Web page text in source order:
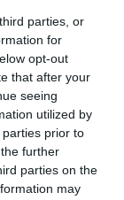
parties, or
for
opt-out
that after your
seeing
utilized by
prior to
further
parties on the
may